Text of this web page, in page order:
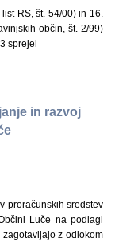
RS, št. 54/00) in 16.
občin, št. 2/99)
sprejel
in razvoj
proračunskih sredstev
Luče na podlagi
z odlokom